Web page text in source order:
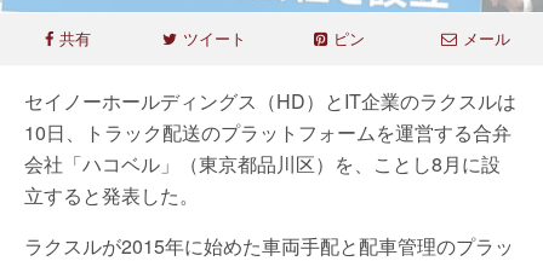
共有 ツイート ピン メール
セイノーホールディングス（HD）とIT企業のラクスルは
10日、トラック配送のプラットフォームを運営する合弁
会社「ハコベル」（東京都品川区）を、ことし8月に設
立すると発表した。
ラクスルが2015年に始めた車両手配と配車管理のプラッ